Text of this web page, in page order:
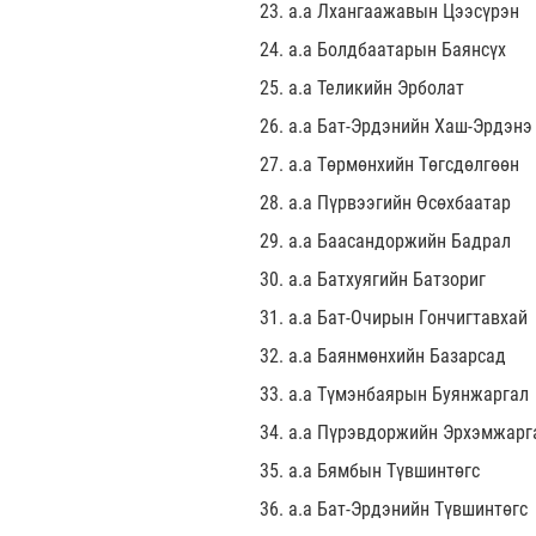
23. а.а Лхангаажавын Цээсүрэн
24. а.а Болдбаатарын Баянсүх
25. а.а Теликийн Эрболат
26. а.а Бат-Эрдэнийн Хаш-Эрдэнэ
27. а.а Төрмөнхийн Төгсдөлгөөн
28. а.а Пүрвээгийн Өсөхбаатар
29. а.а Баасандоржийн Бадрал
30. а.а Батхуягийн Батзориг
31. а.а Бат-Очирын Гончигтавхай
32. а.а Баянмөнхийн Базарсад
33. а.а Түмэнбаярын Буянжаргал
34. а.а Пүрэвдоржийн
35. а.а Бямбын Түвшинтөгс
36. а.а Бат-Эрдэнийн Түвшинтөгс